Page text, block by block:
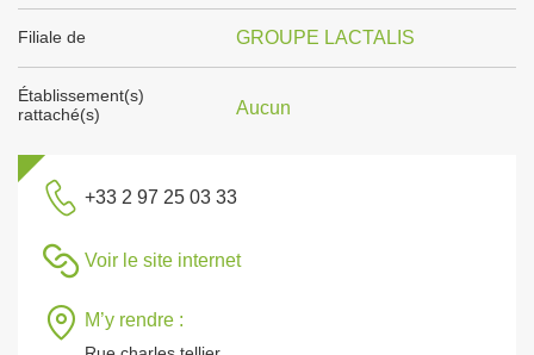
Filiale de GROUPE LACTALIS
Établissement(s)
rattaché(s)
Aucun
+33 2 97 25 03 33
Voir le site internet
M’y rendre :